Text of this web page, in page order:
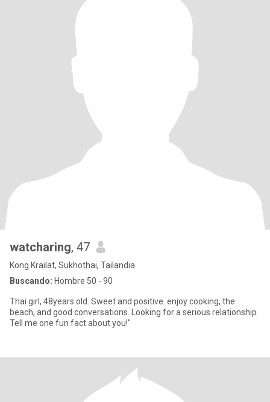
watcharing, 47
Kong Krailat, Sukhothai, Tailandia
Buscando: Hombre 50 - 90
Thai girl, 48years old. Sweet and positive. enjoy cooking, the
beach, and good conversations. Looking for a serious relationship.
Tell me one fun fact about you!"